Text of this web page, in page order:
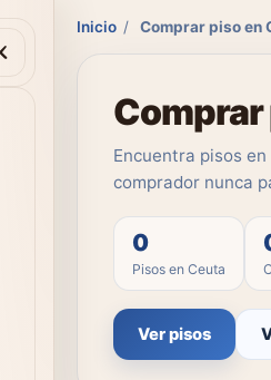
Inicio / Comprar piso en
Comprar
Encuentra pisos
comprador nunca
0
Pisos en Ceuta
Ver pisos